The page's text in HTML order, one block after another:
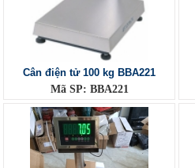
Cân điện tử 100 kg BBA221
Mã SP: BBA221